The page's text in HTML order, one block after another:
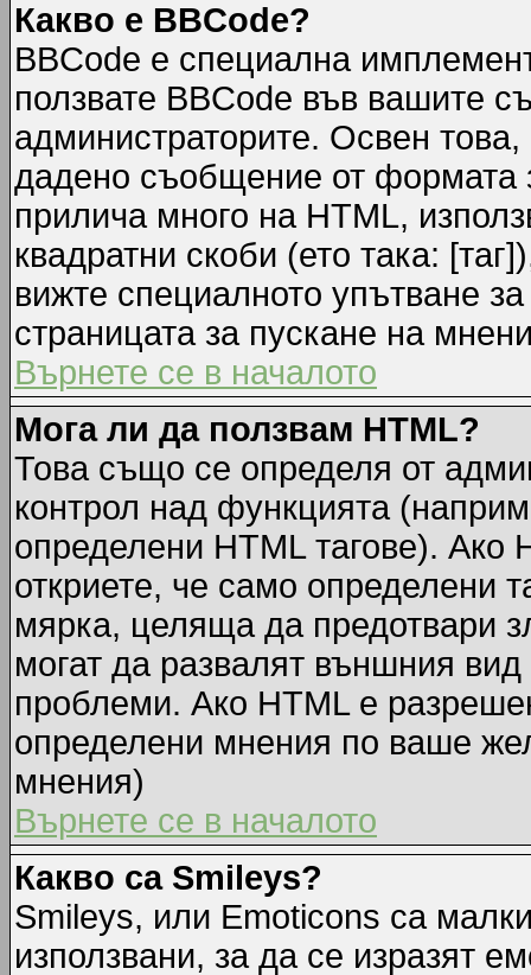
Какво е BBCode?
BBCode е специална
ползвате BBCode във вашите
администраторите. Освен
дадено съобщение от формата
прилича много на HTML,
квадратни скоби (ето така:
вижте специалното упътване
страницата за пускане на
Върнете се в началото
Мога ли да ползвам HTML?
Това също се определя от
контрол над функцията
определени HTML тагове).
откриете, че само определени
мярка, целяща да предотвари
могат да развалят външния
проблеми. Ако HTML е
определени мнения по ваше
мнения)
Върнете се в началото
Какво са Smileys?
Smileys, или Emoticons са
използвани, за да се изразят